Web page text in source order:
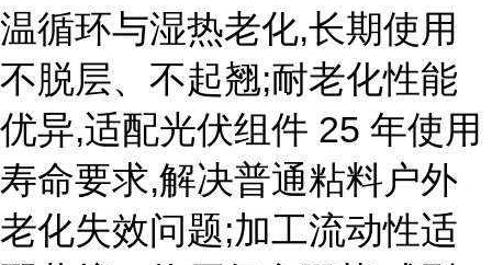
温循环与湿热老化,长期使用
不脱层、不起翘;耐老化性能
优异,适配光伏组件 25 年使用
寿命要求,解决普通粘料户外
老化失效问题;加工流动性适